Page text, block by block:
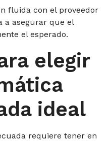
fluida con el proveedor
a asegurar que el
el esperado.
elegir
ideal
requiere tener en